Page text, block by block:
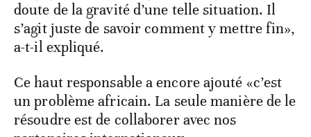
doute de la gravité d’une telle situation. Il
s’agit juste de savoir comment y mettre fin»,
a-t-il expliqué.
Ce haut responsable a encore ajouté «c’est
un problème africain. La seule manière de le
résoudre est de collaborer avec nos